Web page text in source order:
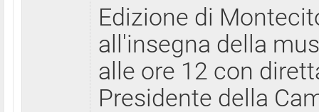
Edizione di
all'insegna della
alle ore 12 con
Presidente della